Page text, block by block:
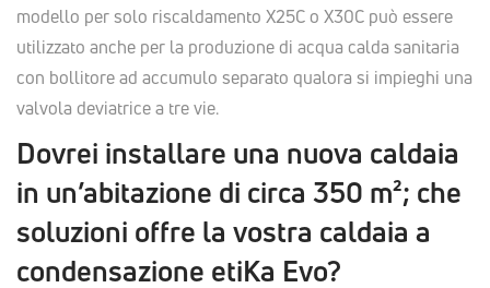
modello per solo riscaldamento X25C o X30C può essere
utilizzato anche per la produzione di acqua calda sanitaria
con bollitore ad accumulo separato qualora si impieghi una
valvola deviatrice a tre vie.
Dovrei installare una nuova caldaia
in un’abitazione di circa 350 m²; che
soluzioni offre la vostra caldaia a
condensazione etiKa Evo?